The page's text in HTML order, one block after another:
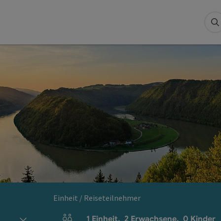
Einheit / Reiseteilnehmer
1 Einheit, 2 Erwachsene, 0 Kinder